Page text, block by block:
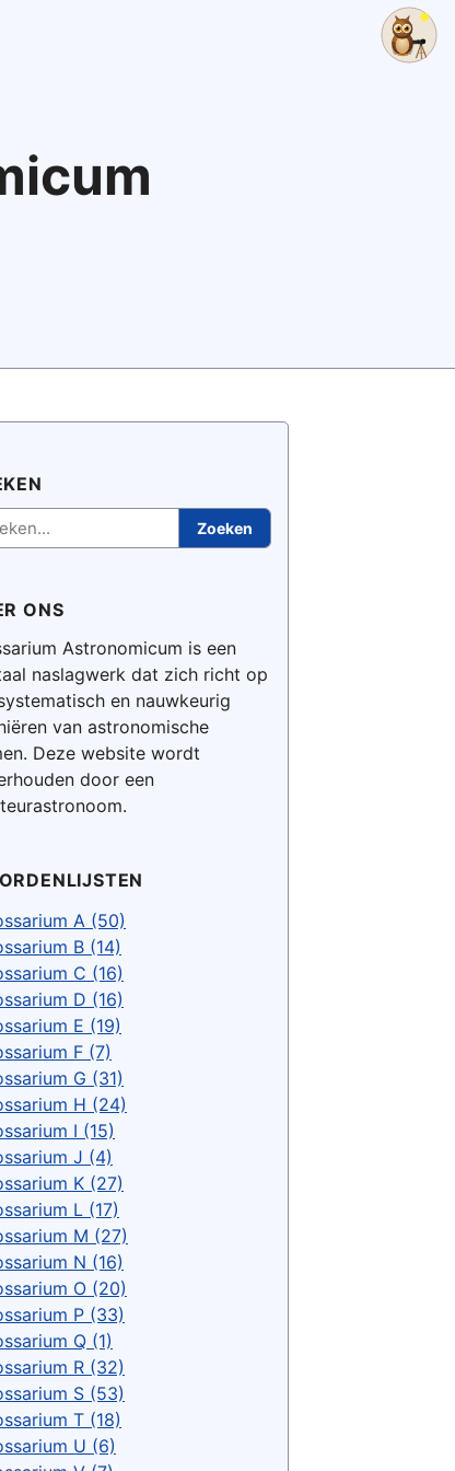
Zoeken
ONS
Astronomicum is een
naslagwerk dat zich richt op
en nauwkeurig
van astronomische
Deze website wordt
door een
A (50)
B (14)
C (16)
D (16)
E (19)
F (7)
G (31)
H (24)
I (15)
J (4)
K (27)
L (17)
M (27)
N (16)
O (20)
P (33)
Q (1)
R (32)
S (53)
T (18)
U (6)